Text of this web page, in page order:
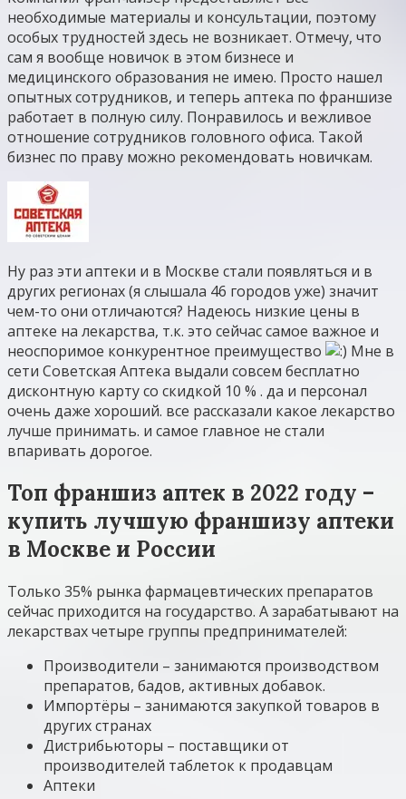
необходимые материалы и консультации, поэтому
особых трудностей здесь не возникает. Отмечу, что
сам я вообще новичок в этом бизнесе и
медицинского образования не имею. Просто нашел
опытных сотрудников, и теперь аптека по франшизе
работает в полную силу. Понравилось и вежливое
отношение сотрудников головного офиса. Такой
бизнес по праву можно рекомендовать новичкам.
Ну раз эти аптеки и в Москве стали появляться и в
других регионах (я слышала 46 городов уже) значит
чем-то они отличаются? Надеюсь низкие цены в
аптеке на лекарства, т.к. это сейчас самое важное и
неоспоримое конкурентное преимущество
Мне в
сети Советская Аптека выдали совсем бесплатно
дисконтную карту со скидкой 10 % . да и персонал
очень даже хороший. все рассказали какое лекарство
лучше принимать. и самое главное не стали
впаривать дорогое.
Топ франшиз аптек в 2022 году –
купить лучшую франшизу аптеки
в Москве и России
Только 35% рынка фармацевтических препаратов
сейчас приходится на государство. А зарабатывают на
лекарствах четыре группы предпринимателей:
Производители – занимаются производством
препаратов, бадов, активных добавок.
Импортёры – занимаются закупкой товаров в
других странах
Дистрибьюторы – поставщики от
производителей таблеток к продавцам
Аптеки